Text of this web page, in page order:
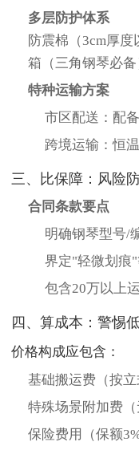
多层防护体系
防震棉（3cm厚
箱（三角钢琴必备
特种运输方案
市区配送：配
跨境运输：恒
三、比保障：风险
合同条款要点
明确钢琴型号/
界定"轻微划痕
包含20万以上
四、算成本：警惕
价格构成应包含：
基础搬运费（按立
特殊场景附加费（
保险费用（保额